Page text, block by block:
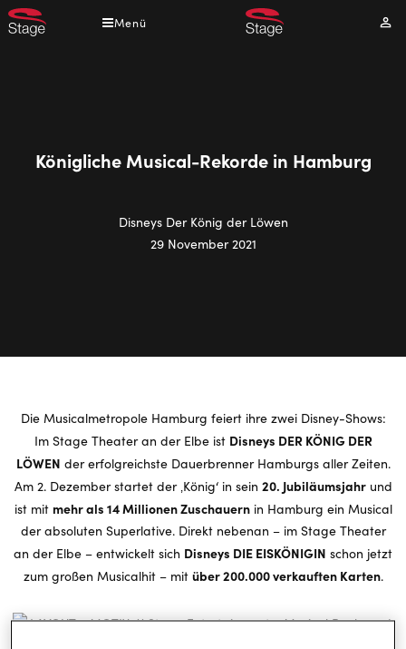
Direkt
zum
Menü
Königliche Musical-Rekorde in Hamburg
Disneys Der König der Löwen
29 November 2021
Die Musicalmetropole Hamburg feiert ihre zwei Disney-Shows:
Im Stage Theater an der Elbe ist Disneys DER KÖNIG DER
LÖWEN der erfolgreichste Dauerbrenner Hamburgs aller Zeiten.
Am 2. Dezember startet der ‚König‘ in sein 20. Jubiläumsjahrund
ist mit mehr als 14 Millionen Zuschauernin Hamburg ein Musical
der absoluten Superlative. Direkt nebenan – im Stage Theater
an der Elbe – entwickelt sich Disneys DIE EISKÖNIGIN schon jetzt
zum großen Musicalhit – mit über 200.000 verkauften Karten.